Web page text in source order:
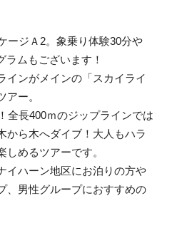
ージＡ2。象乗り体験30分や
ラムもございます！
インがメインの「スカイライ
アー。
全長400ｍのジップラインでは
から木へダイブ！ 大人もハラ
めるツアーです。
イハーン地区にお泊りの方や
、男性グループにおすすめの